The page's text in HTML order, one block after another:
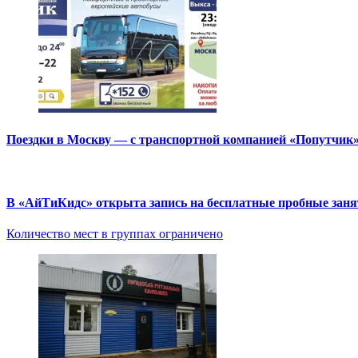
Поездки в Москву — с транспортной компанией «Попутчик»
В «АйТиКидс» открыта запись на бесплатные пробные
Количество мест в группах ограничено